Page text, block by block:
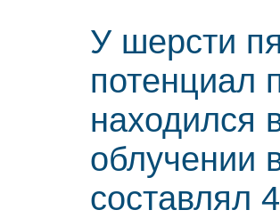
У шерсти
потенциал
находился
облучении
составлял